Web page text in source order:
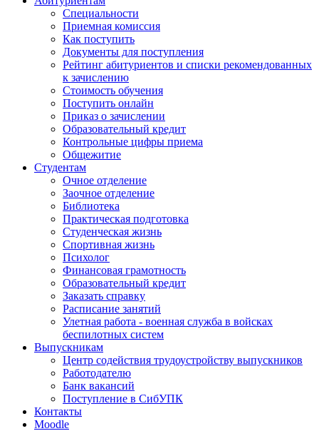
Специальности
Приемная комиссия
Как поступить
Документы для поступления
Рейтинг абитуриентов и списки рекомендованных
к зачислению
Стоимость обучения
Поступить онлайн
Приказ о зачислении
Образовательный кредит
Контрольные цифры приема
Общежитие
Студентам
Очное отделение
Заочное отделение
Библиотека
Практическая подготовка
Студенческая жизнь
Спортивная жизнь
Психолог
Финансовая грамотность
Образовательный кредит
Заказать справку
Расписание занятий
Улетная работа - военная служба в войсках
беспилотных систем
Выпускникам
Центр содействия трудоустройству выпускников
Работодателю
Банк вакансий
Поступление в СибУПК
Контакты
Moodle